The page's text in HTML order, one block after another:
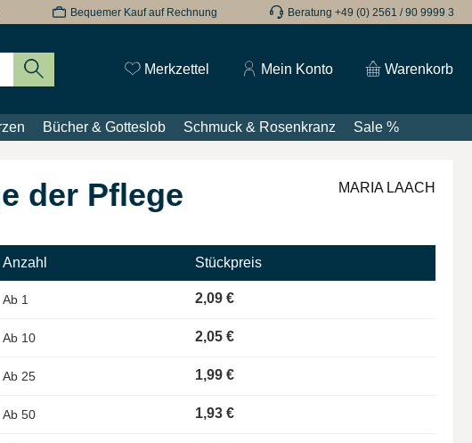
Bequemer Kauf auf Rechnung Beratung +49 (0) 2561 / 90 9999 3
Merkzettel Du hast 0 Produkte auf dem Merkzettel
Mein Konto Warenkorb
Bücher & Gotteslob Schmuck & Rosenkranz Sale %
der Pflege MARIA LAACH
Anzahl Stückpreis
Ab 1 2,09 €
Ab 10 2,05 €
Ab 25 1,99 €
Ab 50 1,93 €